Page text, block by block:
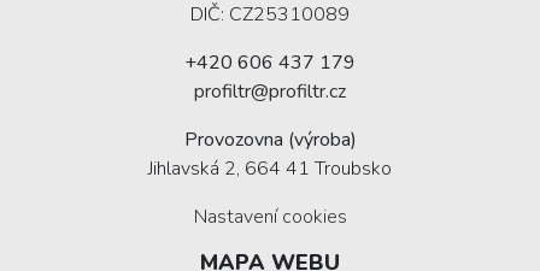
DIČ: CZ25310089
+420 606 437 179
profiltr@profiltr.cz
Provozovna (výroba)
Jihlavská 2, 664 41 Troubsko
Nastavení cookies
MAPA WEBU